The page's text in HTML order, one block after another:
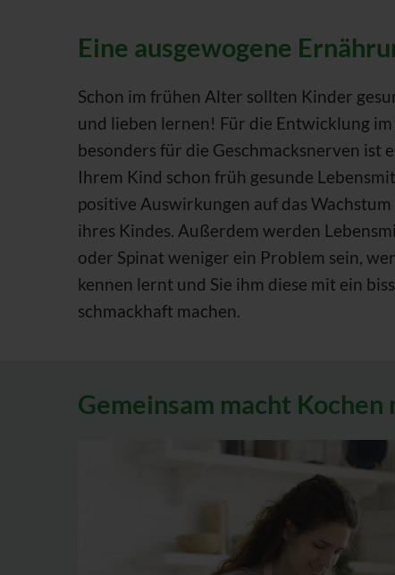
Eine ausgewogene
Schon im frühen Alter sollten Kinder
und lieben lernen! Für die Entwicklung
besonders für die Geschmacksnerven ist
Ihrem Kind schon früh gesunde
positive Auswirkungen auf das Wachstum
ihres Kindes. Außerdem werden
oder Spinat weniger ein Problem sein,
kennen lernt und Sie ihm diese mit ein
schmackhaft machen.
Gemeinsam macht Kochen